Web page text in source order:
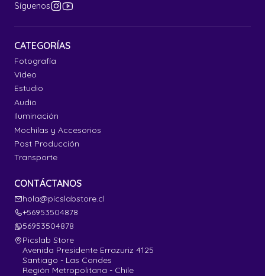
Síguenos
CATEGORÍAS
Fotografía
Video
Estudio
Audio
Iluminación
Mochilas y Accesorios
Post Producción
Transporte
CONTÁCTANOS
hola@picslabstore.cl
+56953504878
56953504878
Picslab Store
Avenida Presidente Errazuriz 4125
Santiago - Las Condes
Región Metropolitana - Chile